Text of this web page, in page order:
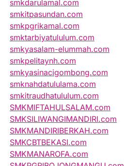
smkdarulamal.com
smkitpasundan.com
smkpgrikamal.com
smktarbiyatululum.com
smkyasalam-elummah.com
smkpelitaynh.com
smkyasinacigombong.com
smknahdatululama.com
smkitraudhatululum.com
SMKMIFTAHULSALAM.com
SMKSILIWANGIMANDIRI.com
SMKMANDIRIBERKAH.com
SMKCBTBEKASI.com
SMKMANAROFA.com